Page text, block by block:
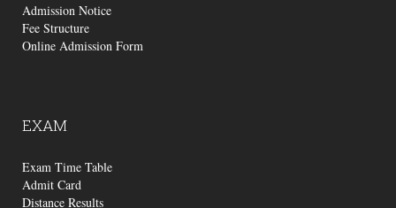
Admission Notice
Fee Structure
Online Admission Form
EXAM
Exam Time Table
Admit Card
Distance Results